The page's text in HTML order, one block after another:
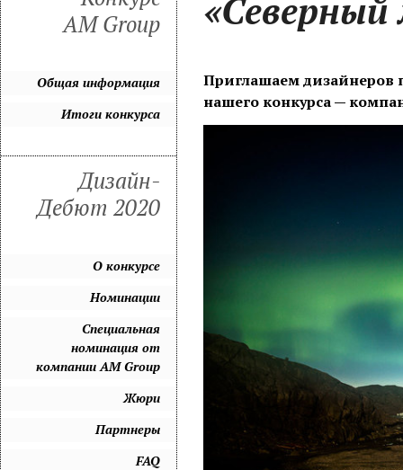
Приглашаем дизайнеров
нашего конкурса —
AM Group
Общая информация
Итоги конкурса
Дизайн-
Дебют 2020
О конкурсе
Номинации
Специальная
номинация от
компании AM Group
Жюри
Партнеры
FAQ